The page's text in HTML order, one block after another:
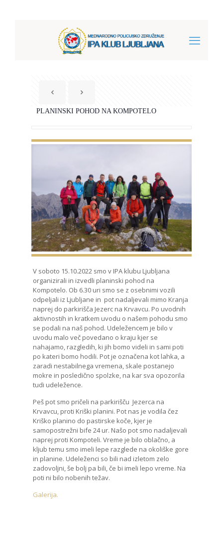
PLANINSKI POHOD NA KOMPOTELO
V soboto 15.10.2022 smo v IPA klubu Ljubljana
organizirali in izvedli planinski pohod na
Kompotelo. Ob 6.30 uri smo se z osebnimi vozili
odpeljali iz Ljubljane in pot nadaljevali mimo Kranja
naprej do parkirišča Jezerc na Krvavcu. Po uvodnih
aktivnostih in kratkem uvodu o našem pohodu smo
se podali na naš pohod. Udeležencem je bilo v
uvodu malo več povedano o kraju kjer se
nahajamo, razgledih, ki jih bomo videli in sami poti
po kateri bomo hodili. Pot je označena kot lahka, a
zaradi nestabilnega vremena, skale postanejo
mokre in posledično spolzke, na kar sva opozorila
tudi udeležence.
Peš pot smo pričeli na parkirišču Jezerca na
Krvavcu, proti Kriški planini. Pot nas je vodila čez
Kriško planino do pastirske koče, kjer je
samopostrežni bife 24 ur. Našo pot smo nadaljevali
naprej proti Kompoteli. Vreme je bilo oblačno, a
kljub temu smo imeli lepe razglede na okoliške gore
in planine. Udeleženci so bili nad izletom zelo
zadovoljni, še bolj pa bili, če bi imeli lepo vreme. Na
poti ni bilo nobenih težav.
Galerija.